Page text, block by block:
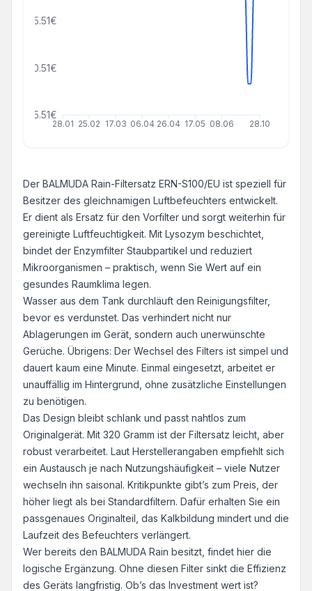
28.01 25.02 17.03 06.04 26.04 17.05 08.06 28.10
5.51€
20.51€
35.51€
Der BALMUDA Rain-Filtersatz ERN-S100/EU ist speziell für
Besitzer des gleichnamigen Luftbefeuchters entwickelt.
Er dient als Ersatz für den Vorfilter und sorgt weiterhin für
gereinigte Luftfeuchtigkeit. Mit Lysozym beschichtet,
bindet der Enzymfilter Staubpartikel und reduziert
Mikroorganismen – praktisch, wenn Sie Wert auf ein
gesundes Raumklima legen.
Wasser aus dem Tank durchläuft den Reinigungsfilter,
bevor es verdunstet. Das verhindert nicht nur
Ablagerungen im Gerät, sondern auch unerwünschte
Gerüche. Übrigens: Der Wechsel des Filters ist simpel und
dauert kaum eine Minute. Einmal eingesetzt, arbeitet er
unauffällig im Hintergrund, ohne zusätzliche Einstellungen
zu benötigen.
Das Design bleibt schlank und passt nahtlos zum
Originalgerät. Mit 320 Gramm ist der Filtersatz leicht, aber
robust verarbeitet. Laut Herstellerangaben empfiehlt sich
ein Austausch je nach Nutzungshäufigkeit – viele Nutzer
wechseln ihn saisonal. Kritikpunkte gibt’s zum Preis, der
höher liegt als bei Standardfiltern. Dafür erhalten Sie ein
passgenaues Originalteil, das Kalkbildung mindert und die
Laufzeit des Befeuchters verlängert.
Wer bereits den BALMUDA Rain besitzt, findet hier die
logische Ergänzung. Ohne diesen Filter sinkt die Effizienz
des Geräts langfristig. Ob’s das Investment wert ist?